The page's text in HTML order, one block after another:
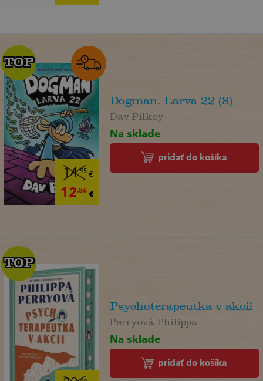
14,95€
12,86€
TOP
TOP
Dogman. Larva 22 (8)
Dav Pilkey
Na sklade
pridať do košíka
TOP
TOP
Psychoterapeutka v akcii
Perryová Philippa
Na sklade
pridať do košíka